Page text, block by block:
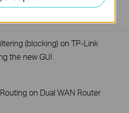
(blocking) on TP-Link
the new GUI
on Dual WAN Router